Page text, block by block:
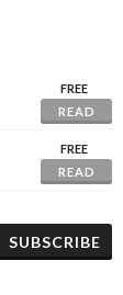
FREE
READ
FREE
READ
SUBSCRIBE